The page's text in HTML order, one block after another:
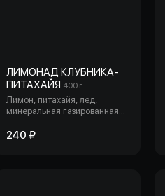
ЛИМОНАД КЛУБНИКА-
ПИТАХАЙЯ 400 г
Лимон, питахайя, лед,
минеральная газированная
клубника.
240 ₽